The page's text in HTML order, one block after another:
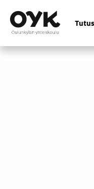
content